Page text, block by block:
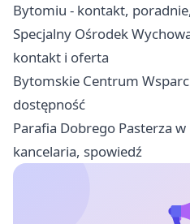
Bytomiu - kontakt,
Specjalny Ośrodek
kontakt i oferta
Bytomskie Centrum
dostępność
Parafia Dobrego Pasterza
kancelaria, spowiedź